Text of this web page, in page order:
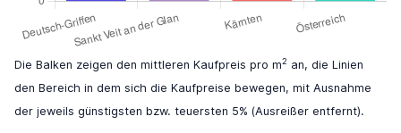
Die Balken zeigen den mittleren Kaufpreis pro m2 an, die Linien
den Bereich in dem sich die Kaufpreise bewegen, mit Ausnahme
der jeweils günstigsten bzw. teuersten 5% (Ausreißer entfernt).